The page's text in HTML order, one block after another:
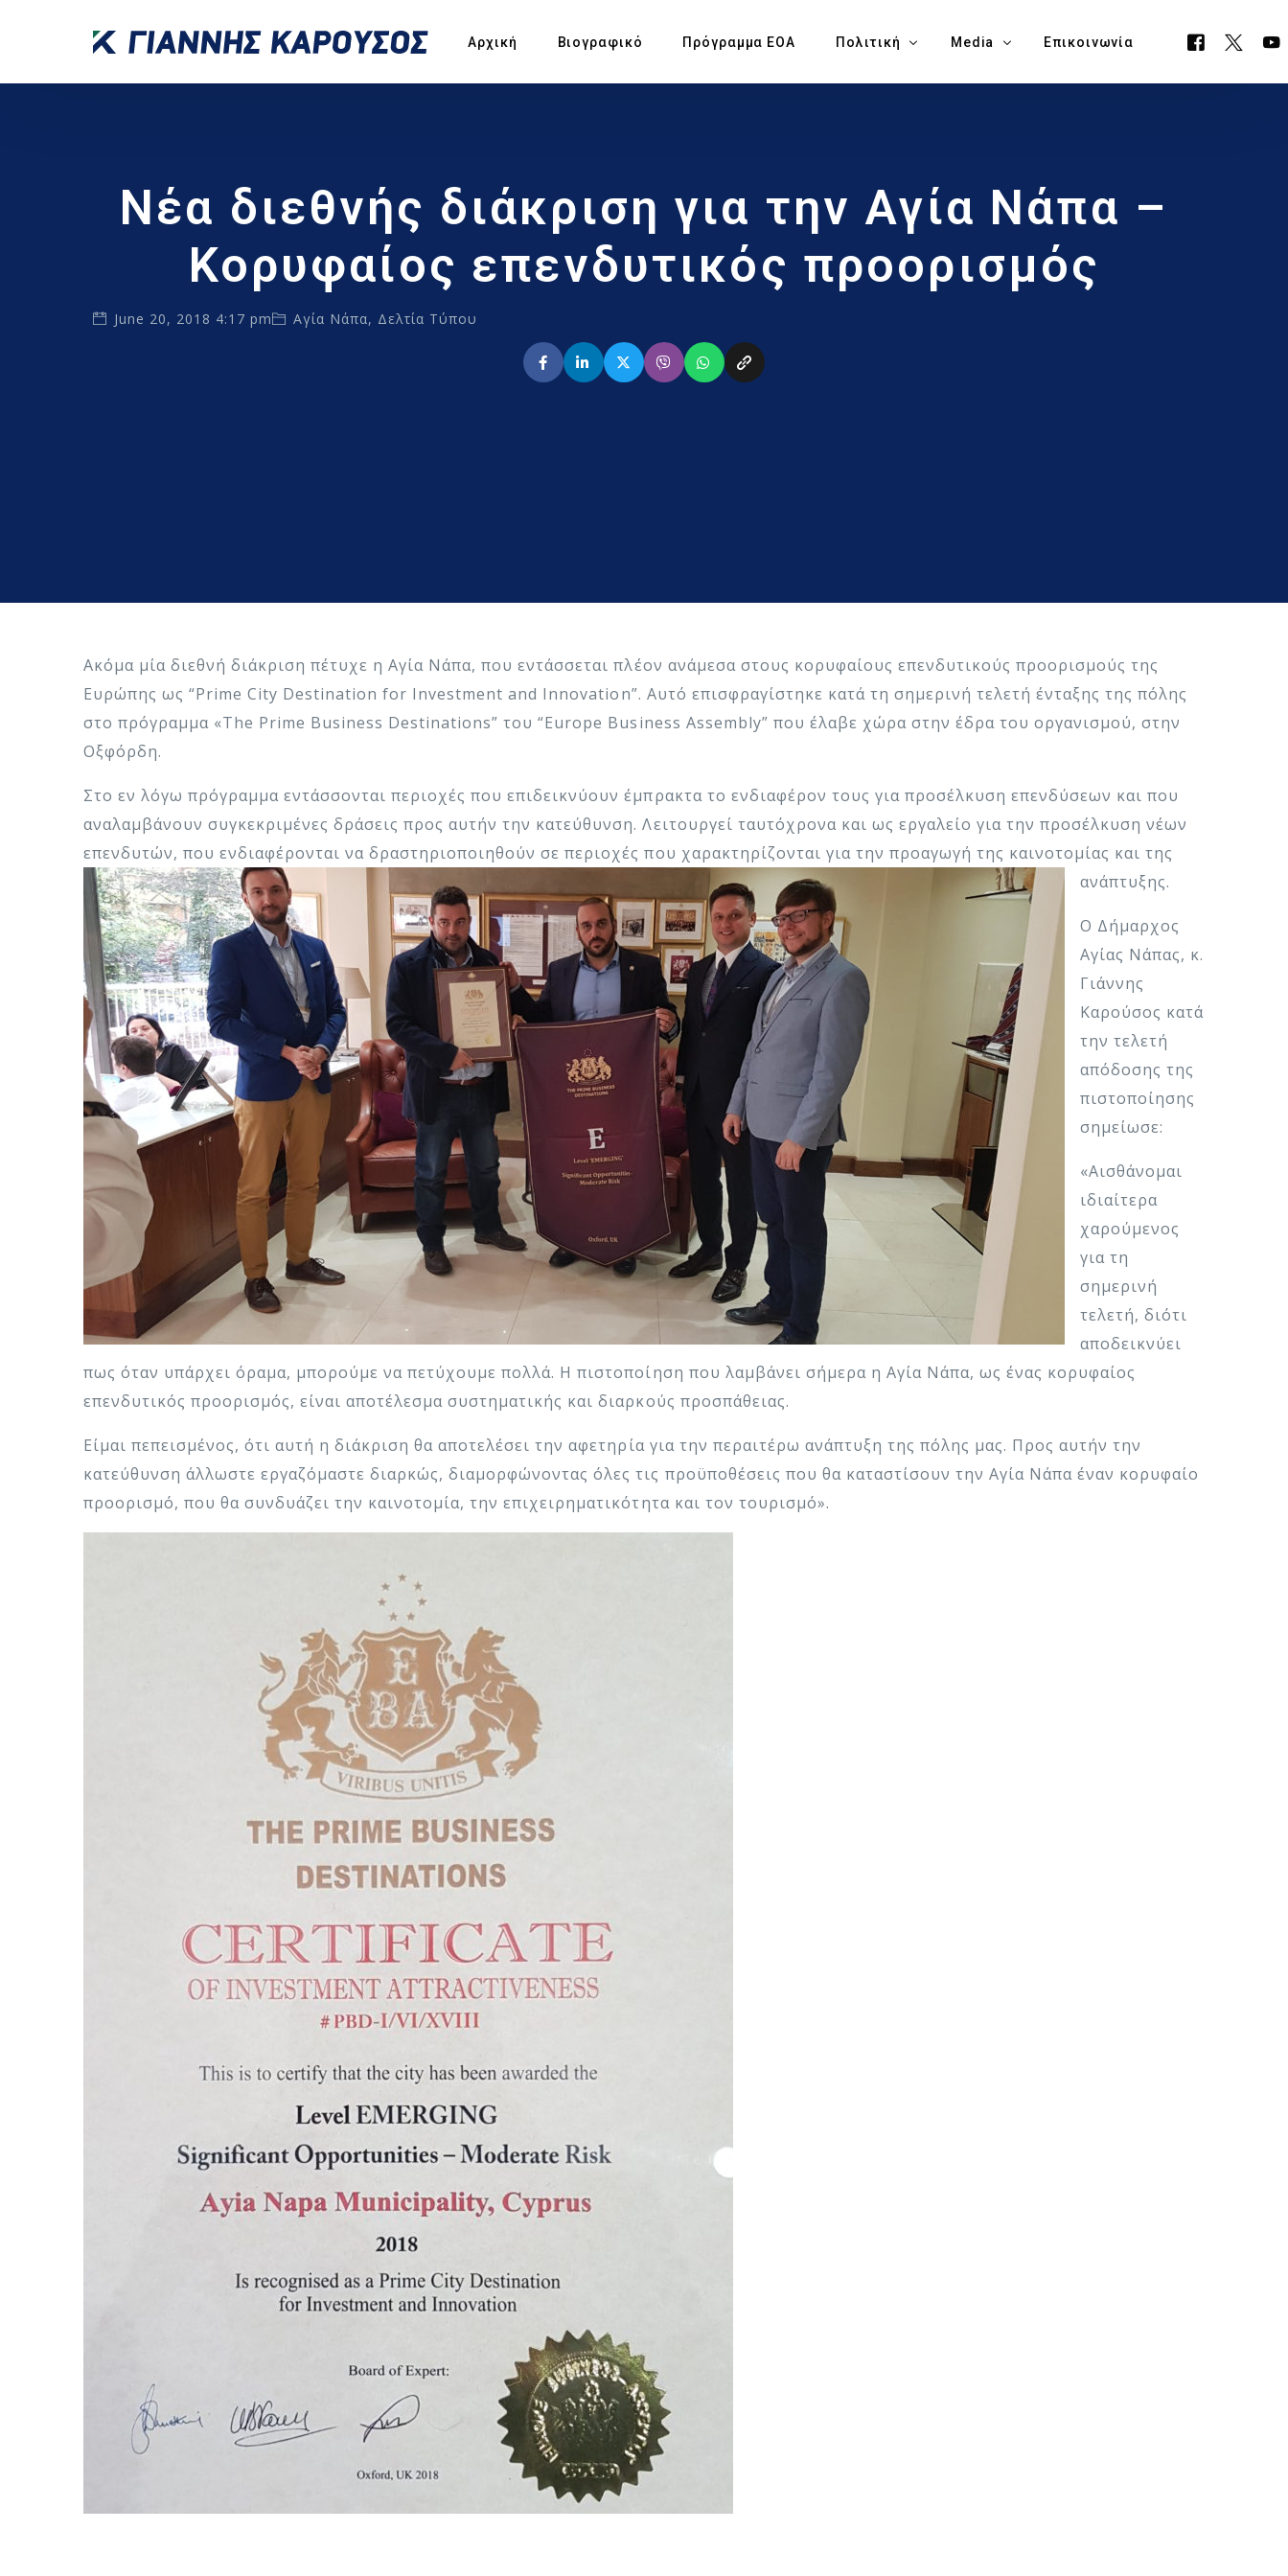
Αρχική Βιογραφικό Πρόγραμμα ΕΟΑ Πολιτική
Υπουργείο Μεταφορών, Επικοινωνιών & Έργων
Media
Δελτία Τύπου
Επικοινωνία
Νέα διεθνής διάκριση για την Αγία Νάπα –
Κορυφαίος επενδυτικός προορισμός
June 20, 2018 4:17 pm Αγία Νάπα, Δελτία Τύπου
Ακόμα μία διεθνή διάκριση πέτυχε η Αγία Νάπα, που εντάσσεται πλέον ανάμεσα στους κορυφαίους επενδυτικούς προορισμούς της
Ευρώπης ως “Prime City Destination for Investment and Innovation”. Αυτό επισφραγίστηκε κατά τη σημερινή τελετή ένταξης της πόλης
στο πρόγραμμα «The Prime Business Destinations” του “Europe Business Assembly” που έλαβε χώρα στην έδρα του οργανισμού, στην
Οξφόρδη.
Στο εν λόγω πρόγραμμα εντάσσονται περιοχές που επιδεικνύουν έμπρακτα το ενδιαφέρον τους για προσέλκυση επενδύσεων και που
αναλαμβάνουν συγκεκριμένες δράσεις προς αυτήν την κατεύθυνση. Λειτουργεί ταυτόχρονα και ως εργαλείο για την προσέλκυση νέων
επενδυτών, που ενδιαφέρονται να δραστηριοποιηθούν σε περιοχές που χαρακτηρίζονται για την προαγωγή της καινοτομίας και της
ανάπτυξης.
Ο Δήμαρχος
Αγίας Νάπας, κ.
Γιάννης
Καρούσος κατά
την τελετή
απόδοσης της
πιστοποίησης
σημείωσε:
«Αισθάνομαι
ιδιαίτερα
χαρούμενος
για τη
σημερινή
τελετή, διότι
αποδεικνύει
πως όταν υπάρχει όραμα, μπορούμε να πετύχουμε πολλά. Η πιστοποίηση που λαμβάνει σήμερα η Αγία Νάπα, ως ένας κορυφαίος
επενδυτικός προορισμός, είναι αποτέλεσμα συστηματικής και διαρκούς προσπάθειας.
Είμαι πεπεισμένος, ότι αυτή η διάκριση θα αποτελέσει την αφετηρία για την περαιτέρω ανάπτυξη της πόλης μας. Προς αυτήν την
κατεύθυνση άλλωστε εργαζόμαστε διαρκώς, διαμορφώνοντας όλες τις προϋποθέσεις που θα καταστίσουν την Αγία Νάπα έναν κορυφαίο
προορισμό, που θα συνδυάζει την καινοτομία, την επιχειρηματικότητα και τον τουρισμό».